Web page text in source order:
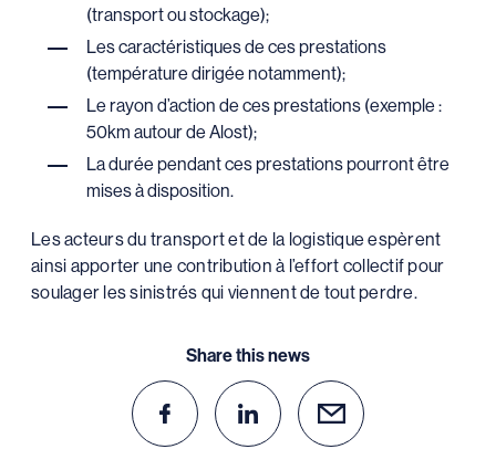
(transport ou stockage);
Les caractéristiques de ces prestations
(température dirigée notamment);
Le rayon d’action de ces prestations (exemple :
50km autour de Alost);
La durée pendant ces prestations pourront être
mises à disposition.
Les acteurs du transport et de la logistique espèrent
ainsi apporter une contribution à l’effort collectif pour
soulager les sinistrés qui viennent de tout perdre.
Share this news